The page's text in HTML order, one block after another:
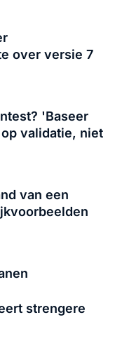
over versie 7
'Baseer
validatie, niet
van een
strengere